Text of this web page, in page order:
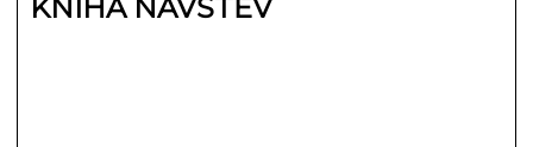
KNIHA NÁVŠTĚV